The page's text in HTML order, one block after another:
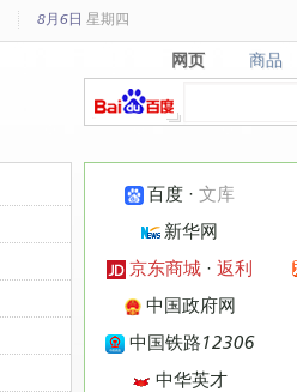
8月6日 星期四
网页
网页 商品
商品
百度 ·文库
新华网
京东商城 ·返利
中国政府网
中国铁路12306
中华英才